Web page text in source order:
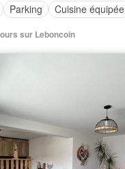
Parking Cuisine équipée
sur Leboncoin